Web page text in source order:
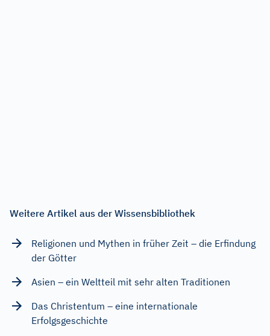
Weitere Artikel aus der Wissensbibliothek
Religionen und Mythen in früher Zeit – die Erfindung
der Götter
Asien – ein Weltteil mit sehr alten Traditionen
Das Christentum – eine internationale
Erfolgsgeschichte